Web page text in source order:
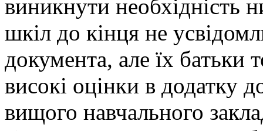
виникнути необхідність
шкіл до кінця не
документа, але їх батьки
високі оцінки в додатку
вищого навчального